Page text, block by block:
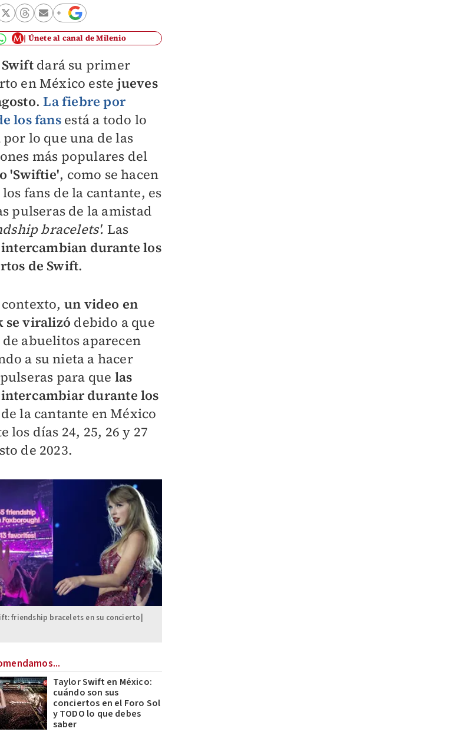
Únete al canal de Milenio
dará su primer
en México este jueves
.La fiebre por
los fansestá a todo lo
por lo que una de las
más populares del
'Swiftie', como se hacen
fans de la cantante, es
pulseras de la amistad
bracelets'. Las
intercambian durante los
de Swift.
contexto, un video en
se viralizó debido a que
abuelitos aparecen
a su nieta a hacer
para que las
durante los
de la cantante en México
los días 24, 25, 26 y 27
de 2023.
friendship bracelets en su concierto|
Taylor Swift en México:
cuándo son sus
conciertos en el Foro Sol
y TODO lo que debes
saber